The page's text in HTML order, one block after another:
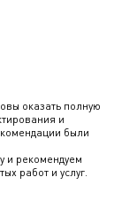
оказать полную
и
были
и рекомендуем
работ и услуг.